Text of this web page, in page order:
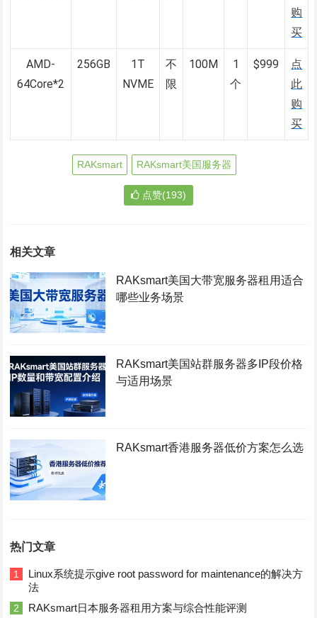
购
买
AMD-
64Core*2
256GB
1T
NVME
不
限
100M
1
个
$999
点
此
购
买
RAKsmart RAKsmart美国服务器
点赞(193)
相关文章
RAKsmart美国大带宽服务器租用适合
哪些业务场景
RAKsmart美国站群服务器多IP段价格
与适用场景
RAKsmart香港服务器低价方案怎么选
热门文章
1
Linux系统提示give root password for maintenance的解决方
法
2 RAKsmart日本服务器租用方案与综合性能评测